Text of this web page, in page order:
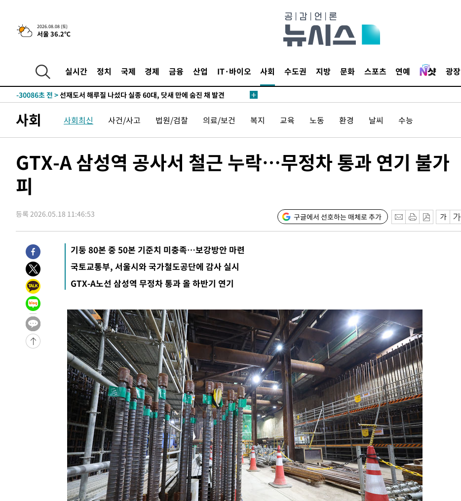
2026.08.08 (토)
서울 36.2℃
실시간 정치 국제 경제 금융 산업 IT·바이오 사회 수도권 지방 문화 스포츠 연예 광장
-525초 전 >
-30086초 전 >선재도서 해루질 나섰다 실종 60대, 닷새 만에 숨진 채 발견
-26996초 전 >
여수 오동도 해상서 모터보트 전복…1명 사망·1명 실종
-23223초 전 >극한폭염 한풀 꺾이지만…'낮 최고 35도' 무더위, 열대야 계속[다음
-18758초 전 >[속보]'압수수색·성접대 논란' 축구협회 "실망과 걱정 안겨드려 죄
-7379초 전 >
-505초 전 >
-27640초 전 >남자 농구, 나고야 아시안게임서 '홈팀' 일본과 한일전
-27016초 전 >여수 오동도 해상서 모터보트 전복…1명 사망·1명 실종
-23243초 전 >
극한폭염 한풀 꺾이지만…'낮 최고 35도' 무더위, 열대야 계속[다음
주 날씨]
-20261초 전 >
축구협회 "압수수색·성접대 논란 사과…쇄신의 기회로 삼겠다"
-18778초 전 >
[속보]'압수수색·성접대 논란' 축구협회 "실망과 걱정 안겨드려 죄
송"
-7399초 전 >
'최고 37도' 폭염 지속…강원동해안 최대 150㎜ 비
-525초 전 >
사회 사회최신 사건/사고 법원/검찰 의료/보건 복지 교육 노동 환경 날씨 수능
GTX-A 삼성역 공사서 철근 누락…무정차 통과 연기 불가
피
등록 2026.05.18 11:46:53 구글에서 선호하는 매체로 추가
기둥 80본 중 50본 기준치 미충족…보강방안 마련
국토교통부, 서울시와 국가철도공단에 감사 실시
GTX-A노선 삼성역 무정차 통과 올 하반기 연기